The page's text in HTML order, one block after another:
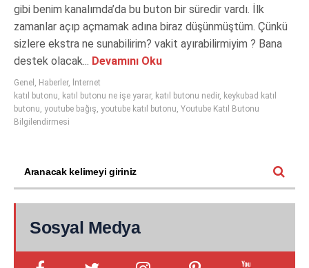
gibi benim kanalımda’da bu buton bir süredir vardı. İlk
zamanlar açıp açmamak adına biraz düşünmüştüm. Çünkü
sizlere ekstra ne sunabilirim? vakit ayırabilirmiyim ? Bana
destek olacak... Devamını Oku
Genel , Haberler, İnternet
katıl butonu, katıl butonu ne işe yarar, katıl butonu nedir, keykubad katıl
butonu, youtube bağış, youtube katıl butonu, Youtube Katıl Butonu
Bilgilendirmesi
Sosyal Medya